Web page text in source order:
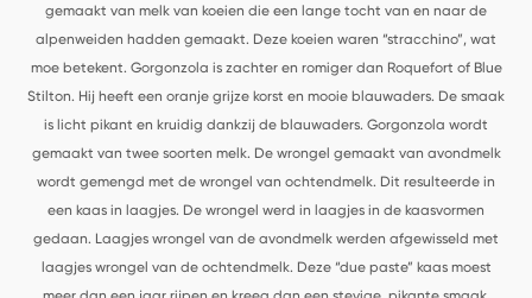
gemaakt van melk van koeien die een lange tocht van en naar de
alpenweiden hadden gemaakt. Deze koeien waren “stracchino”, wat
moe betekent. Gorgonzola is zachter en romiger dan Roquefort of Blue
Stilton. Hij heeft een oranje grijze korst en mooie blauwaders. De smaak
is licht pikant en kruidig dankzij de blauwaders. Gorgonzola wordt
gemaakt van twee soorten melk. De wrongel gemaakt van avondmelk
wordt gemengd met de wrongel van ochtendmelk. Dit resulteerde in
een kaas in laagjes. De wrongel werd in laagjes in de kaasvormen
gedaan. Laagjes wrongel van de avondmelk werden afgewisseld met
laagjes wrongel van de ochtendmelk. Deze “due paste” kaas moest